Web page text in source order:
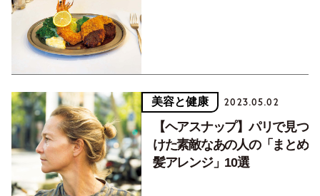
美容と健康 2023.05.02
【ヘアスナップ】パリで見つ
けた素敵なあの人の「まとめ
髪アレンジ」10選